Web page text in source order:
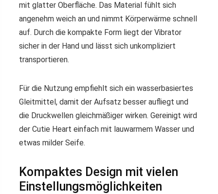
mit glatter Oberfläche. Das Material fühlt sich
angenehm weich an und nimmt Körperwärme schnell
auf. Durch die kompakte Form liegt der Vibrator
sicher in der Hand und lässt sich unkompliziert
transportieren.
Für die Nutzung empfiehlt sich ein wasserbasiertes
Gleitmittel, damit der Aufsatz besser aufliegt und
die Druckwellen gleichmäßiger wirken. Gereinigt wird
der Cutie Heart einfach mit lauwarmem Wasser und
etwas milder Seife.
Kompaktes Design mit vielen
Einstellungsmöglichkeiten